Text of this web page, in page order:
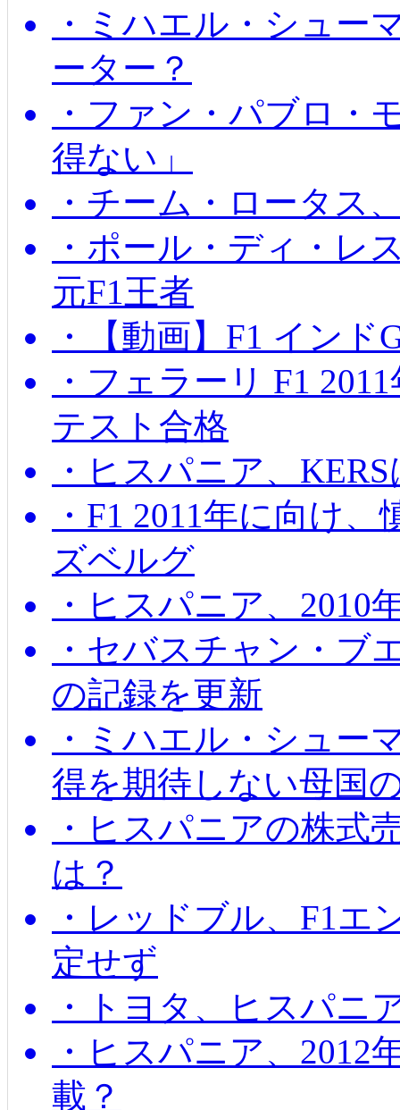
・ミハエル・シュー
ーター？
・ファン・パブロ・
得ない」
・チーム・ロータス
・ポール・ディ・レ
元F1王者
・【動画】F1 イン
・フェラーリ F1
テスト合格
・ヒスパニア、
・F1 2011年に向け
ズベルグ
・ヒスパニア、2010
・セバスチャン・ブ
の記録を更新
・ミハエル・シュー
得を期待しない母国
・ヒスパニアの株式
は？
・レッドブル、F1エ
定せず
・トヨタ、ヒスパニ
・ヒスパニア、2012
載？